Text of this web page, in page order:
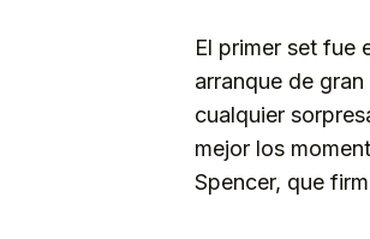
El primer set fue
arranque de
cualquier
mejor los
Spencer, que